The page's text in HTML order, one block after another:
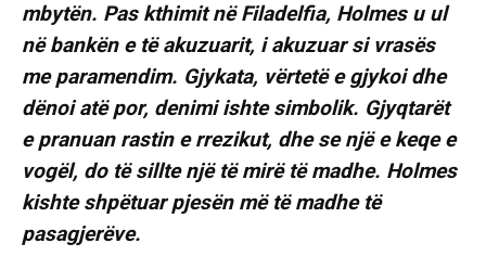
mbytën. Pas kthimit në Filadelfia, Holmes u ul
në bankën e të akuzuarit, i akuzuar si vrasës
me paramendim. Gjykata, vërtetë e gjykoi dhe
dënoi atë por, denimi ishte simbolik. Gjyqtarët
e pranuan rastin e rrezikut, dhe se një e keqe e
vogël, do të sillte një të mirë të madhe. Holmes
kishte shpëtuar pjesën më të madhe të
pasagjerëve.